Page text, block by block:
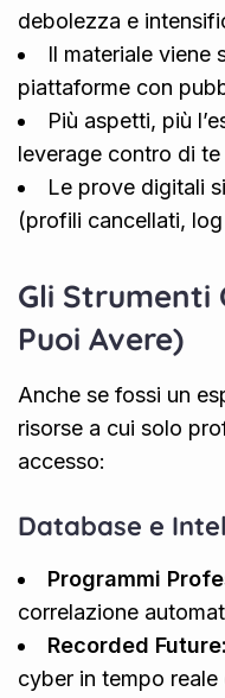
debolezza e
Il materiale viene
piattaforme con
Più aspetti, più
leverage contro di te
Le prove digitali
(profili cancellati,
Gli Strumenti
Puoi Avere)
Anche se fossi un
risorse a cui solo
accesso:
Database e
Programmi
correlazione
Recorded Future:
cyber in tempo